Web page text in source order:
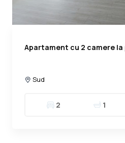
Apartament cu 2 camere
Sud
2 1